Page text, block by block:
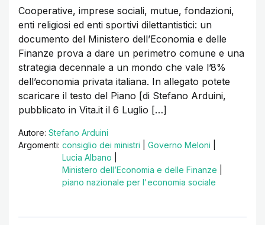
Cooperative, imprese sociali, mutue, fondazioni,
enti religiosi ed enti sportivi dilettantistici: un
documento del Ministero dell’Economia e delle
Finanze prova a dare un perimetro comune e una
strategia decennale a un mondo che vale l’8%
dell’economia privata italiana. In allegato potete
scaricare il testo del Piano [di Stefano Arduini,
pubblicato in Vita.it il 6 Luglio […]
Autore: Stefano Arduini
Argomenti: consiglio dei ministri Governo Meloni
Lucia Albano
Ministero dell’Economia e delle Finanze
piano nazionale per l'economia sociale